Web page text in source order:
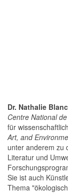
Dr. Nathalie Blanc
Centre National
für
Art, and
unter anderem zu
Literatur und
Sie ist auch
Thema